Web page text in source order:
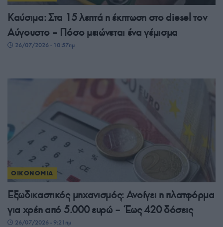
Καύσιμα: Στα 15 λεπτά η έκπτωση στο diesel τον
Αύγουστο – Πόσο μειώνεται ένα γέμισμα
26/07/2026 - 10:57πμ
ΟΙΚΟΝΟΜΙΑ
Εξωδικαστικός μηχανισμός: Ανοίγει η πλατφόρμα
για χρέη από 5.000 ευρώ – Έως 420 δόσεις
26/07/2026 - 9:21πμ